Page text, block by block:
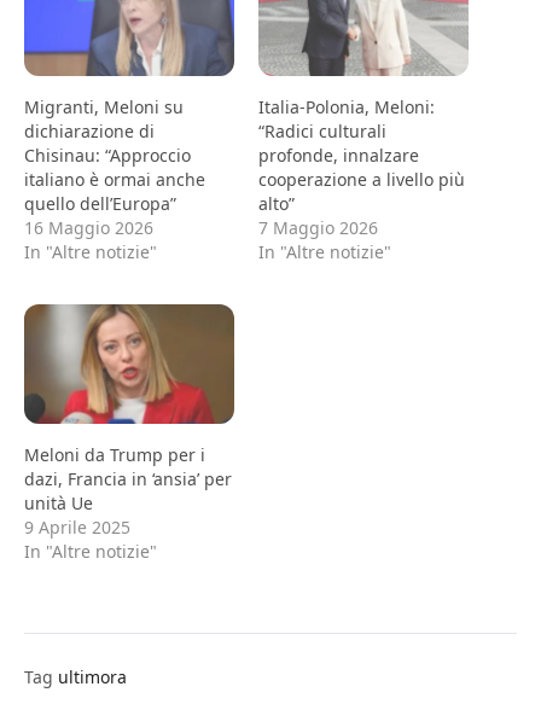
Migranti, Meloni su
dichiarazione di
Chisinau: “Approccio
italiano è ormai anche
quello dell’Europa”
16 Maggio 2026
In "Altre notizie"
Italia-Polonia, Meloni:
“Radici culturali
profonde, innalzare
cooperazione a livello più
alto”
7 Maggio 2026
In "Altre notizie"
Meloni da Trump per i
dazi, Francia in ‘ansia’ per
unità Ue
9 Aprile 2025
In "Altre notizie"
Tag ultimora